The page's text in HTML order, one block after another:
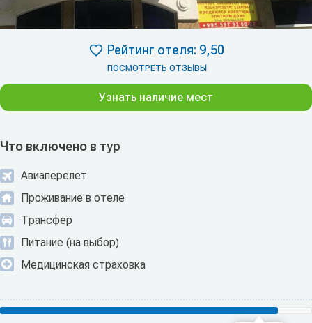
Что включено в тур
Авиаперелет
Проживание в отеле
Трансфер
Питание (на выбор)
Медицинская страховка
ПОСМОТРЕТЬ ОТЗЫВЫ
Рейтинг отеля: 9,50
Узнать наличие мест